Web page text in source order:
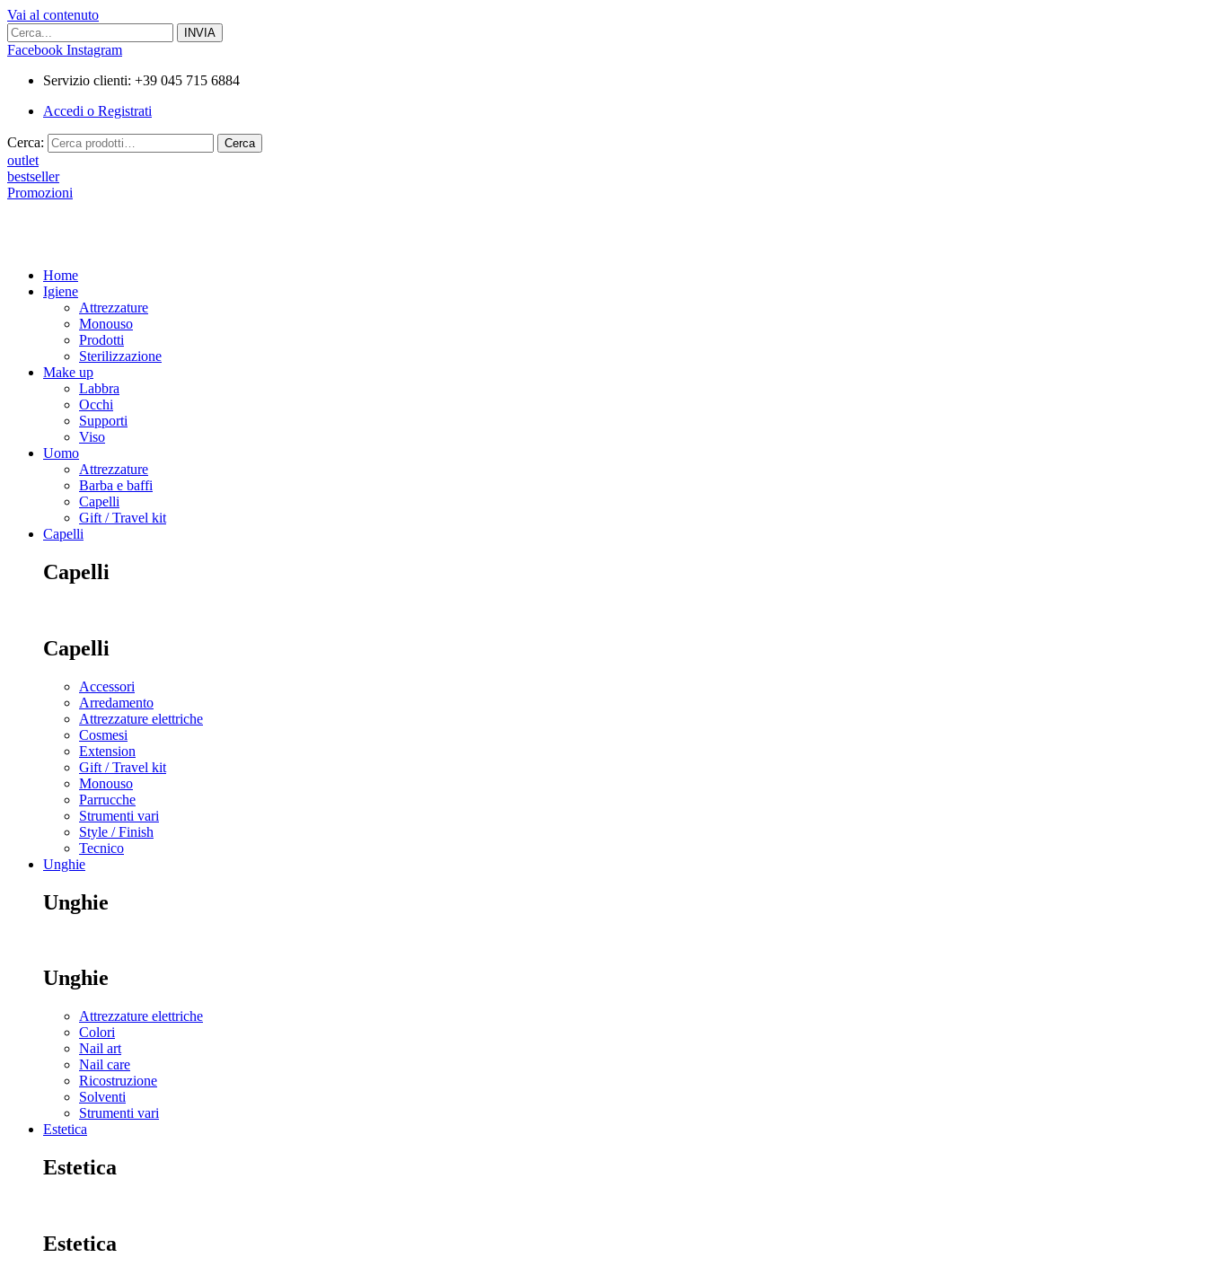
Vai al contenuto
Facebook Instagram
Servizio clienti: +39 045 715 6884
Accedi o Registrati
Cerca: Cerca
outlet
bestseller
Promozioni
Home
Igiene
Attrezzature
Monouso
Prodotti
Sterilizzazione
Make up
Labbra
Occhi
Supporti
Viso
Uomo
Attrezzature
Barba e baffi
Capelli
Gift / Travel kit
Capelli
Capelli
Capelli
Accessori
Arredamento
Attrezzature elettriche
Cosmesi
Extension
Gift / Travel kit
Monouso
Parrucche
Strumenti vari
Style / Finish
Tecnico
Unghie
Unghie
Unghie
Attrezzature elettriche
Colori
Nail art
Nail care
Ricostruzione
Solventi
Strumenti vari
Estetica
Estetica
Estetica